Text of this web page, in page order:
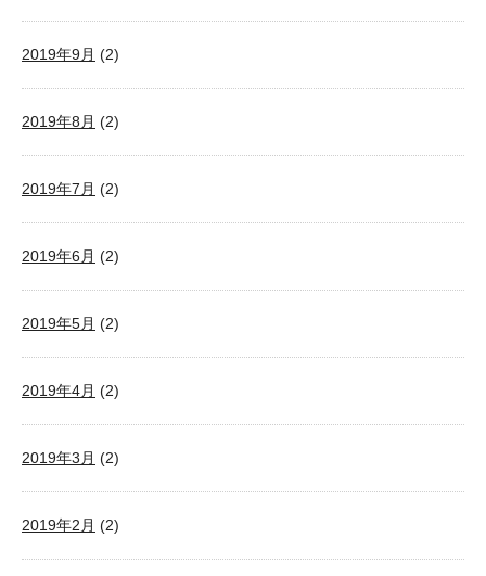
2019年9月 (2)
2019年8月 (2)
2019年7月 (2)
2019年6月 (2)
2019年5月 (2)
2019年4月 (2)
2019年3月 (2)
2019年2月 (2)